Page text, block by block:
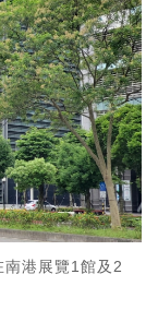
南港展覽1館及2